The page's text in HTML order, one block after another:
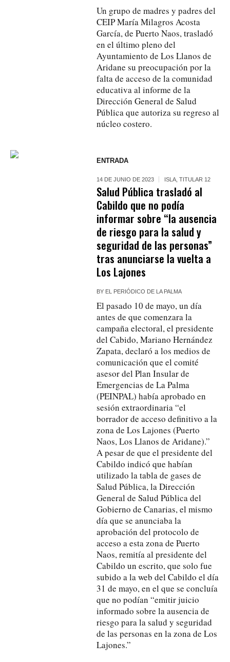
Un grupo de madres y padres del
CEIP María Milagros Acosta
García, de Puerto Naos, trasladó
en el último pleno del
Ayuntamiento de Los Llanos de
Aridane su preocupación por la
falta de acceso de la comunidad
educativa al informe de la
Dirección General de Salud
Pública que autoriza su regreso al
núcleo costero.
ENTRADA
14 DE JUNIO DE 2023 ISLA ,TITULAR 12
Salud Pública trasladó al
Cabildo que no podía
informar sobre “la ausencia
de riesgo para la salud y
seguridad de las personas”
tras anunciarse la vuelta a
Los Lajones
BY EL PERIÓDICO DE LA PALMA
El pasado 10 de mayo, un día
antes de que comenzara la
campaña electoral, el presidente
del Cabido, Mariano Hernández
Zapata, declaró a los medios de
comunicación que el comité
asesor del Plan Insular de
Emergencias de La Palma
(PEINPAL) había aprobado en
sesión extraordinaria “el
borrador de acceso definitivo a la
zona de Los Lajones (Puerto
Naos, Los Llanos de Aridane).”
A pesar de que el presidente del
Cabildo indicó que habían
utilizado la tabla de gases de
Salud Pública, la Dirección
General de Salud Pública del
Gobierno de Canarias, el mismo
día que se anunciaba la
aprobación del protocolo de
acceso a esta zona de Puerto
Naos, remitía al presidente del
Cabildo un escrito, que solo fue
subido a la web del Cabildo el día
31 de mayo, en el que se concluía
que no podían “emitir juicio
informado sobre la ausencia de
riesgo para la salud y seguridad
de las personas en la zona de Los
Lajones.”